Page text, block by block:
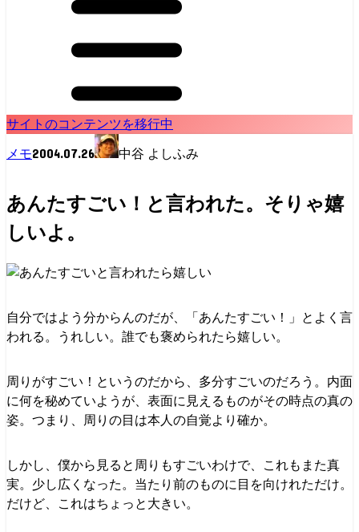
サイトのコンテンツを移行中
メモ2004.07.26 中谷 よしふみ
あんたすごい！と言われた。そりゃ嬉
しいよ。
自分ではよう分からんのだが、「あんたすごい！」とよく言
われる。うれしい。誰でも褒められたら嬉しい。
周りがすごい！というのだから、多分すごいのだろう。内面
に何を秘めていようが、表面に見えるものがその時点の真の
姿。つまり、周りの目は本人の自覚より確か。
しかし、僕から見ると周りもすごいわけで、これもまた真
実。少し広くなった。当たり前のものに目を向けれただけ。
だけど、これはちょっと大きい。